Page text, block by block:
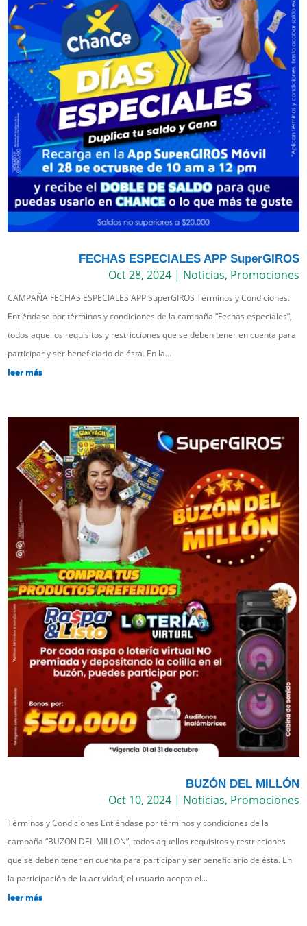
FECHAS ESPECIALES APP SuperGIROS
Oct 28, 2024| Noticias, Promociones
CAMPAÑA FECHAS ESPECIALES APP SuperGIROS Términos y Condiciones.
Entiéndase por términos y condiciones de la campaña “Fechas especiales”,
todos aquellos requisitos y restricciones que se deben tener en cuenta para
participar y ser beneficiario de ésta. En la...
leer más
BUZÓN DEL MILLÓN
Oct 10, 2024| Noticias, Promociones
Términos y Condiciones Entiéndase por términos y condiciones de la
campaña “BUZON DEL MILLON”, todos aquellos requisitos y restricciones
que se deben tener en cuenta para participar y ser beneficiario de ésta. En
la participación de la actividad, el usuario acepta el...
leer más